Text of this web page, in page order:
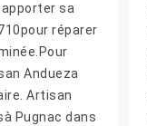
sa
réparer
Andueza
Artisan
Pugnac dans